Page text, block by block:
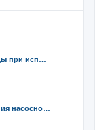
при исп…
насосно…